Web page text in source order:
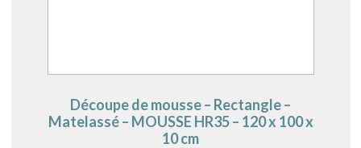
Découpe de mousse – Rectangle –
Matelassé – MOUSSE HR35 – 120 x 100 x
10 cm